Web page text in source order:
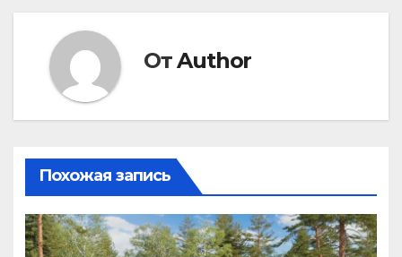
ОтAuthor
Похожая запись